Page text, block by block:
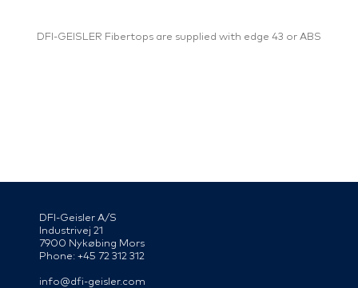
DFI-GEISLER Fibertops are supplied with edge 43 or ABS
DFI-Geisler A/S
Industrivej 21
7900 Nykøbing Mors
Phone: +45 72 312 312
info@dfi-geisler.com